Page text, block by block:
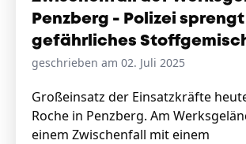
Stellenangebote
Das geheime Geräusch
Penzberg - Polizei sprengt
gefährliches
geschrieben am 02. Juli 2025
Großeinsatz der Einsatzkräfte
Roche in Penzberg. Am
einem Zwischenfall mit einem